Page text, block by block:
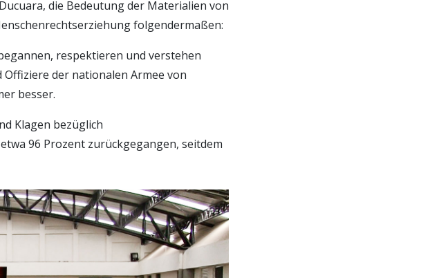
die Bedeutung der Materialien von
folgendermaßen:
respektieren und verstehen
der nationalen Armee von
besser.
Klagen bezüglich
96 Prozent zurückgegangen, seitdem